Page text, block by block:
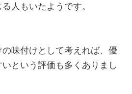
人もいたようです。
味付けとして考えれば、優
という評価も多くありまし